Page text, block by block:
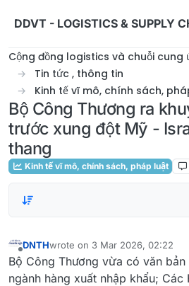
DDVT - LOGISTICS & SUPPLY
Cộng đồng logistics và chuỗi cung
Tin tức , thông tin
Kinh tế vĩ mô, chính sách,
Bộ Công Thương ra
trước xung đột Mỹ -
thang
Kinh tế vĩ mô, chính sách, pháp luật
Offline
DNTHwrote on 3 Mar 2026, 02:22
last edited by
Bộ Công Thương vừa có văn
ngành hàng xuất nhập khẩu;